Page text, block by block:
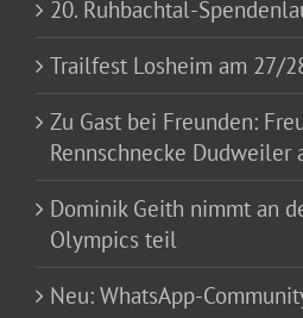
20. Ruhbachtal-
Trailfest Losheim am 27/
Zu Gast bei Freunden:
Rennschnecke Dudweiler
Dominik Geith nimmt an
Olympics teil
Neu: WhatsApp-